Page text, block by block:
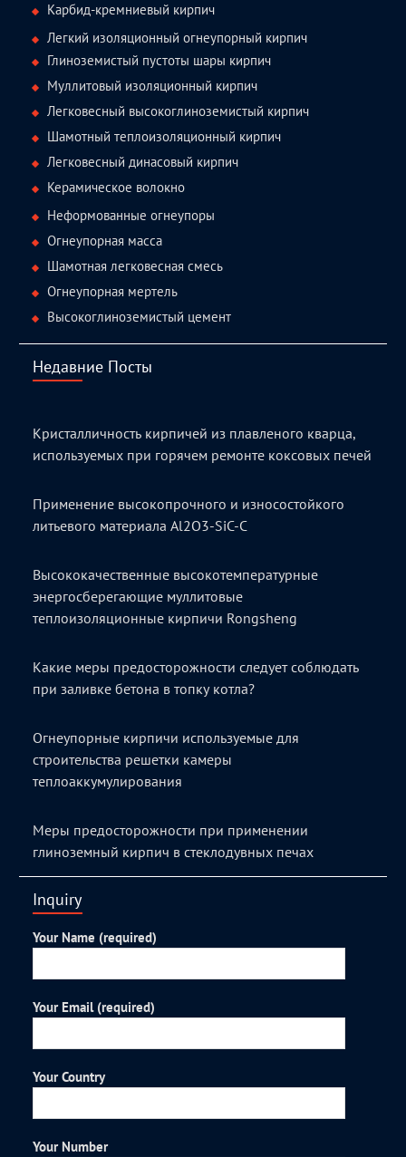
Карбид-кремниевый кирпич
Легкий изоляционный огнеупорный кирпич
Глиноземистый пустоты шары кирпич
Муллитовый изоляционный кирпич
Легковесный высокоглиноземистый кирпич
Шамотный теплоизоляционный кирпич
Легковесный динасовый кирпич
Керамическое волокно
Неформованные огнеупоры
Огнеупорная масса
Шамотная легковесная смесь
Огнеупорная мертель
Высокоглиноземистый цемент
Недавние Посты
Кристалличность кирпичей из плавленого кварца,
используемых при горячем ремонте коксовых печей
Применение высокопрочного и износостойкого
литьевого материала Al2O3-SiC-C
Высококачественные высокотемпературные
энергосберегающие муллитовые
теплоизоляционные кирпичи Rongsheng
Какие меры предосторожности следует соблюдать
при заливке бетона в топку котла?
Огнеупорные кирпичи используемые для
строительства решетки камеры
теплоаккумулирования
Меры предосторожности при применении
глиноземный кирпич в стеклодувных печах
Inquiry
Your Name (required)
Your Email (required)
Your Country
Your Number